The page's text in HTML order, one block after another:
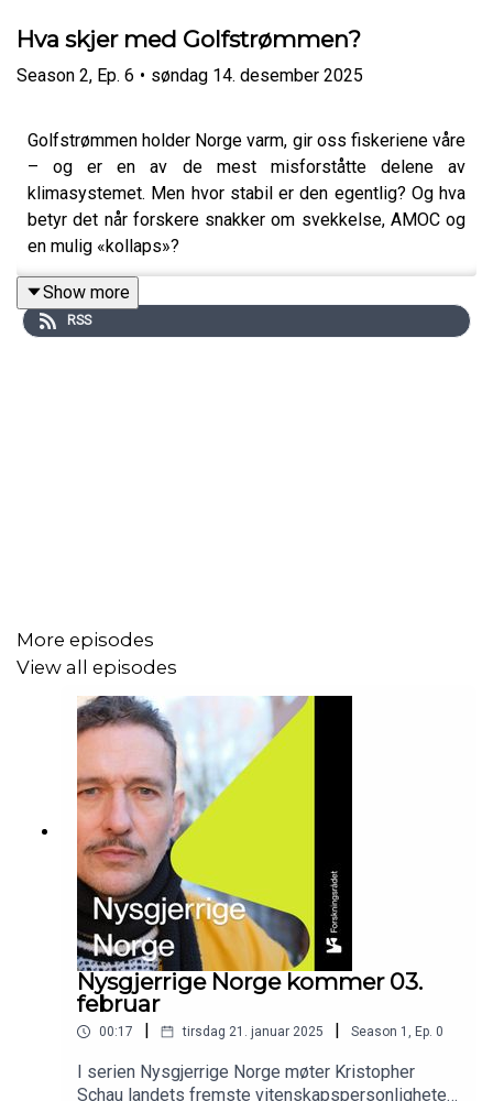
Hva skjer med Golfstrømmen?
Season 2, Ep. 6 • søndag 14. desember 2025
Golfstrømmen holder Norge varm, gir oss fiskeriene våre
– og er en av de mest misforståtte delene av
klimasystemet. Men hvor stabil er den egentlig? Og hva
betyr det når forskere snakker om svekkelse, AMOC og
en mulig «kollaps»?
I denne episoden møter Kristopher Schau oseanograf og
klimaforsker Marius Årthun ved Universitetet i Bergen og
Bjerknessenteret. Han forklarer hva som faktisk skjer
Musikk: The Dogs.
Serien er produsert av Moose Media.
Abonnér på Nysgjerrige Norge for månedlige møter med
landets fremste vitenskapspersonligheter.
Show more
RSS
More episodes
View all episodes
Nysgjerrige Norge kommer 03.
februar
00:17 tirsdag 21. januar 2025 Season 1 , Ep. 0
I serien Nysgjerrige Norge møter Kristopher
Schau landets fremste vitenskapspersonligheter.